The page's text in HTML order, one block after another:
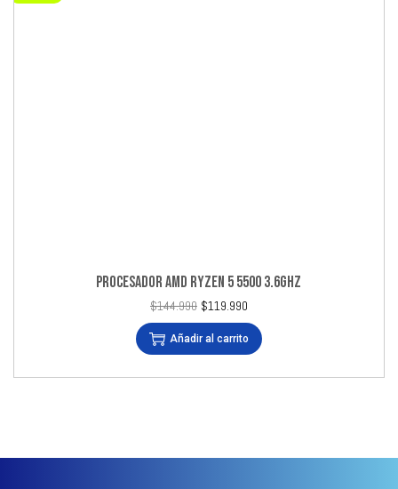
PROCESADOR AMD RYZEN 5 5500 3.6GHZ
$144.990 $119.990
Añadir al carrito